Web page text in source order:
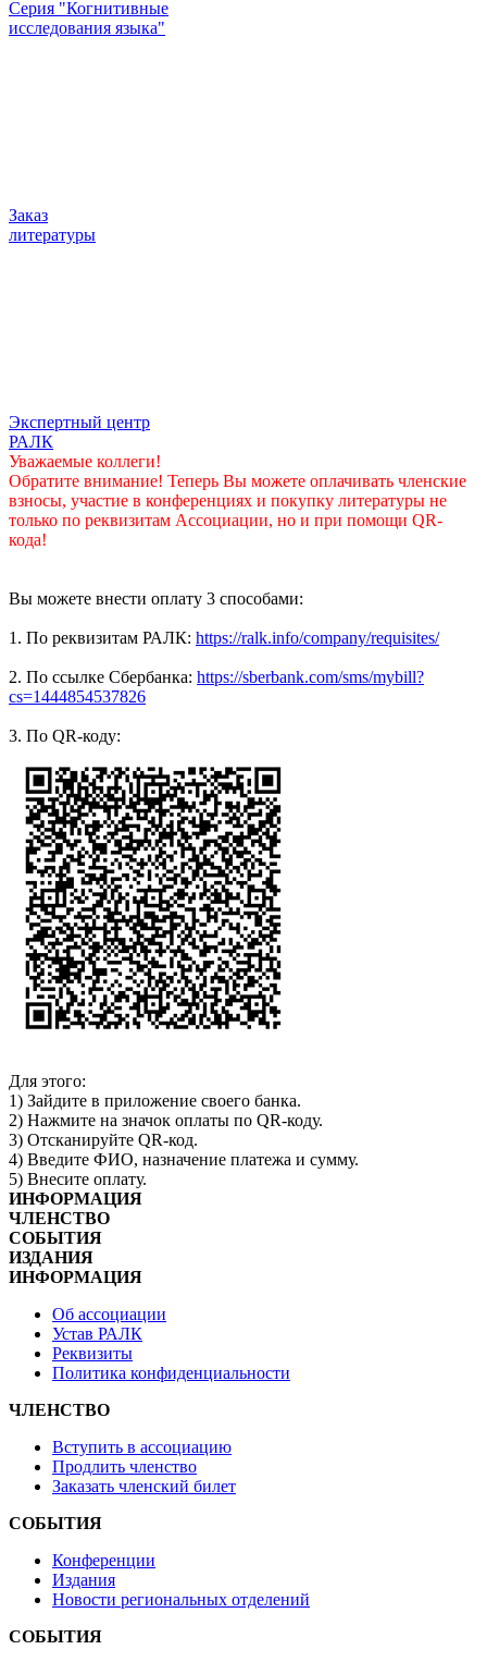
Серия "Когнитивные
исследования языка"
Заказ
литературы
Экспертный центр
РАЛК
Уважаемые коллеги!
Обратите внимание! Теперь Вы можете оплачивать членские
взносы, участие в конференциях и покупку литературы не
только по реквизитам Ассоциации, но и при помощи QR-
кода!
Вы можете внести оплату 3 способами:
1. По реквизитам РАЛК: https://ralk.info/company/requisites/
2. По ссылке Сбербанка: https://sberbank.com/sms/mybill?
cs=1444854537826
3. По QR-коду:
Для этого:
1) Зайдите в приложение своего банка.
2) Нажмите на значок оплаты по QR-коду.
3) Отсканируйте QR-код.
4) Введите ФИО, назначение платежа и сумму.
5) Внесите оплату.
ИНФОРМАЦИЯ
ЧЛЕНСТВО
СОБЫТИЯ
ИЗДАНИЯ
ИНФОРМАЦИЯ
Об ассоциации
Устав РАЛК
Реквизиты
Политика конфиденциальности
ЧЛЕНСТВО
Вступить в ассоциацию
Продлить членство
Заказать членский билет
СОБЫТИЯ
Конференции
Издания
Новости региональных отделений
СОБЫТИЯ